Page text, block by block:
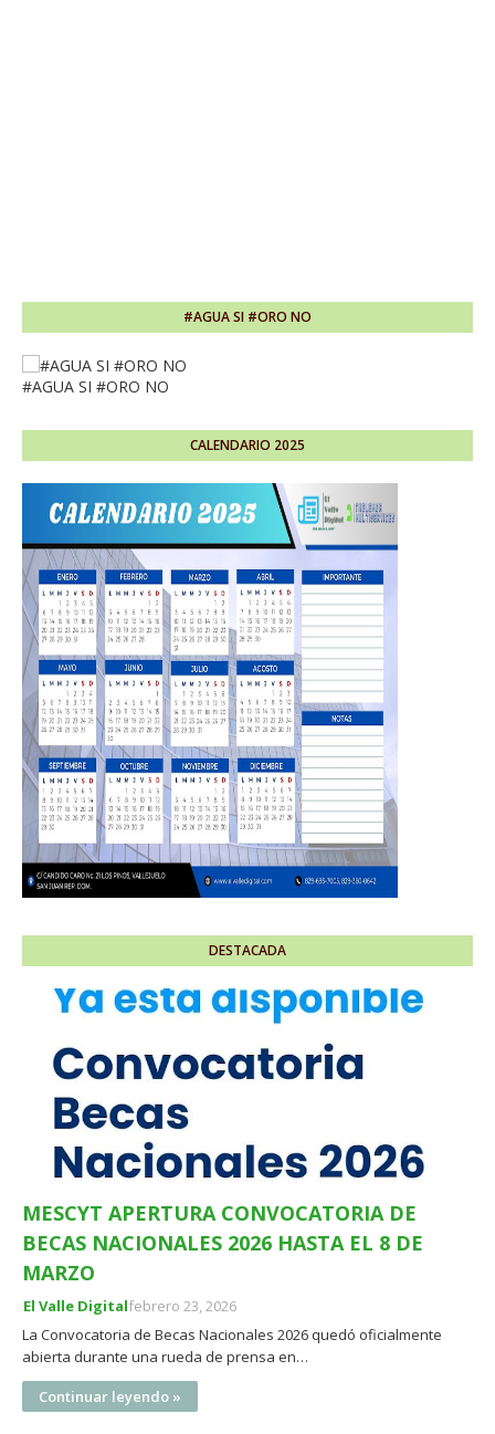
#AGUA SI #ORO NO
#AGUA SI #ORO NO
CALENDARIO 2025
DESTACADA
MESCYT APERTURA CONVOCATORIA DE
BECAS NACIONALES 2026 HASTA EL 8 DE
MARZO
El Valle Digitalfebrero 23, 2026
La Convocatoria de Becas Nacionales 2026 quedó oficialmente
abierta durante una rueda de prensa en…
Continuar leyendo »